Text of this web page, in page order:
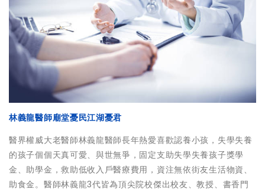
林義龍醫師廟堂憂民江湖憂君
醫界權威大老醫師林義龍醫師長年熱愛喜歡認養小孩，失學失養
的孩子個個天真可愛、與世無爭，固定支助失學失養孩子獎學
金、助學金，救助低收入戶醫療費用，資注無依街友生活物資、
助食金。醫師林義龍3代皆為頂尖院校傑出校友、教授、書香門